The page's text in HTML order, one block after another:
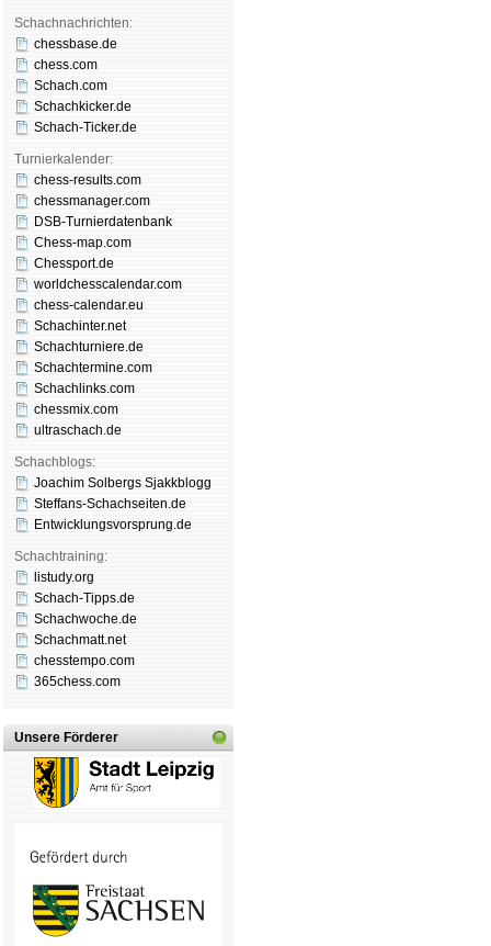
Schachnachrichten:
chessbase.de
chess.com
Schach.com
Schachkicker.de
Schach-Ticker.de
Turnierkalender:
chess-results.com
chessmanager.com
DSB-Turnierdatenbank
Chess-map.com
Chessport.de
worldchesscalendar.com
chess-calendar.eu
Schachinter.net
Schachturniere.de
Schachtermine.com
Schachlinks.com
chessmix.com
ultraschach.de
Schachblogs:
Joachim Solbergs Sjakkblogg
Steffans-Schachseiten.de
Entwicklungsvorsprung.de
Schachtraining:
listudy.org
Schach-Tipps.de
Schachwoche.de
Schachmatt.net
chesstempo.com
365chess.com
Unsere Förderer